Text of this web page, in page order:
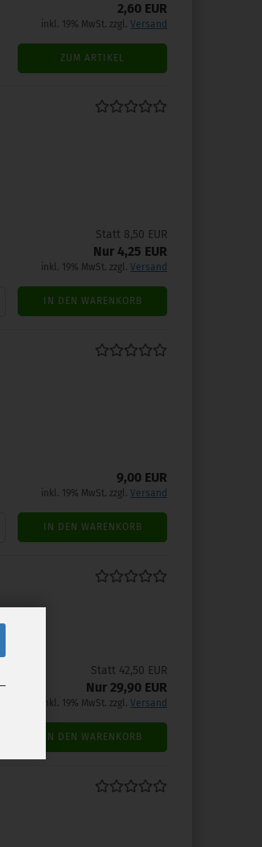
2,60 EUR
inkl. 19% MwSt. zzgl. Versand
ZUM ARTIKEL
Statt 8,50 EUR
Nur 4,25 EUR
inkl. 19% MwSt. zzgl. Versand
IN DEN WARENKORB
9,00 EUR
inkl. 19% MwSt. zzgl. Versand
IN DEN WARENKORB
Statt 42,50 EUR
Nur 29,90 EUR
inkl. 19% MwSt. zzgl. Versand
IN DEN WARENKORB